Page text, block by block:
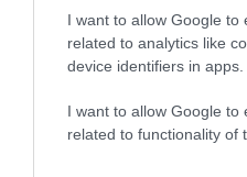
I want to allow Google to
related to analytics like
device identifiers in apps.
I want to allow Google to
related to functionality of
Forrás: Blikk
párkapcsolat